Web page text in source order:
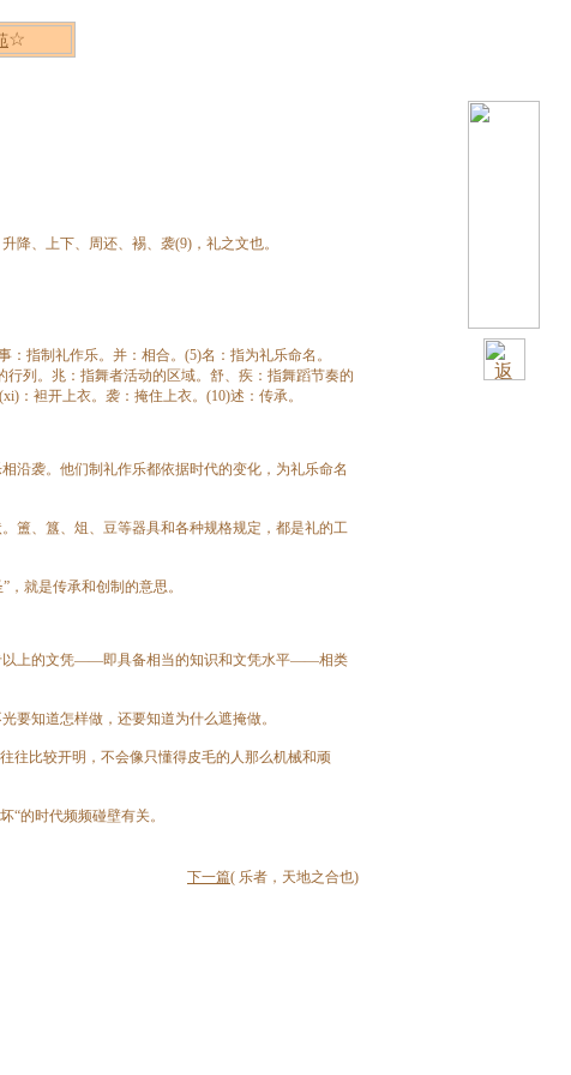
☆
、上下、周还、裼、袭(9)，礼之文也。
指制礼作乐。并：相合。(5)名：指为礼乐命名。
列。兆：指舞者活动的区域。舒、疾：指舞蹈节奏的
：袒开上衣。袭：掩住上衣。(10)述：传承。
袭。他们制礼作乐都依据时代的变化，为礼乐命名
簠、簋、俎、豆等器具和各种规格规定，都是礼的工
就是传承和创制的意思。
以上的文凭——即具备相当的知识和文凭水平——相类
知道怎样做，还要知道为什么遮掩做。
往比较开明，不会像只懂得皮毛的人那么机械和顽
的时代频频碰壁有关。
下一篇( 乐者，天地之合也)